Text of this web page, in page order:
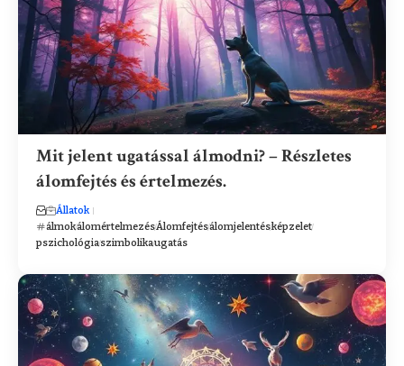
Mit jelent ugatással álmodni? – Részletes
álomfejtés és értelmezés.
Állatok
álmokálomértelmezésÁlomfejtésálomjelentésképzelet
pszichológiaszimbolikaugatás